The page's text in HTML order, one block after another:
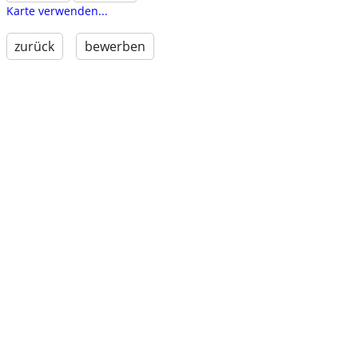
Karte verwenden...
zurück bewerben